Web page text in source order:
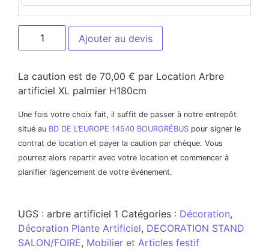
Ajouter au devis
La caution est de 70,00 € par Location Arbre
artificiel XL palmier H180cm
Une fois votre choix fait, il suffit de passer à notre entrepôt
situé au BD DE L’EUROPE 14540 BOURGRÉBUS pour signer le
contrat de location et payer la caution par chèque. Vous
pourrez alors repartir avec votre location et commencer à
planifier l’agencement de votre événement.
UGS : arbre artificiel 1 Catégories : Décoration,
Décoration Plante Artificiel, DECORATION STAND
SALON/FOIRE, Mobilier et Articles festif